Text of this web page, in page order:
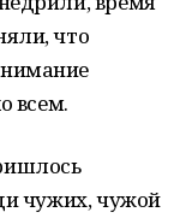
что
всем.
чужих, чужой